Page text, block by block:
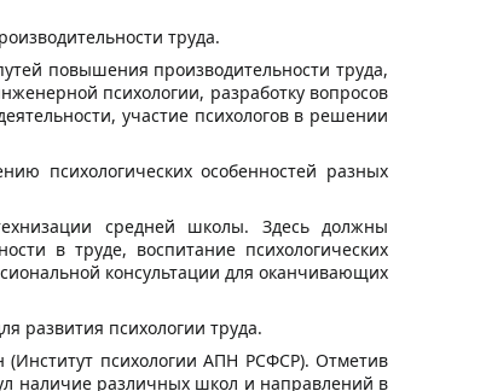
труда.
повышения производительности труда,
психологии, разработку вопросов
участие психологов в решении
психологических особенностей разных
средней школы. Здесь должны
в труде, воспитание психологических
консультации для оканчивающих
развития психологии труда.
психологии АПН РСФСР). Отметив
наличие различных школ и направлений в